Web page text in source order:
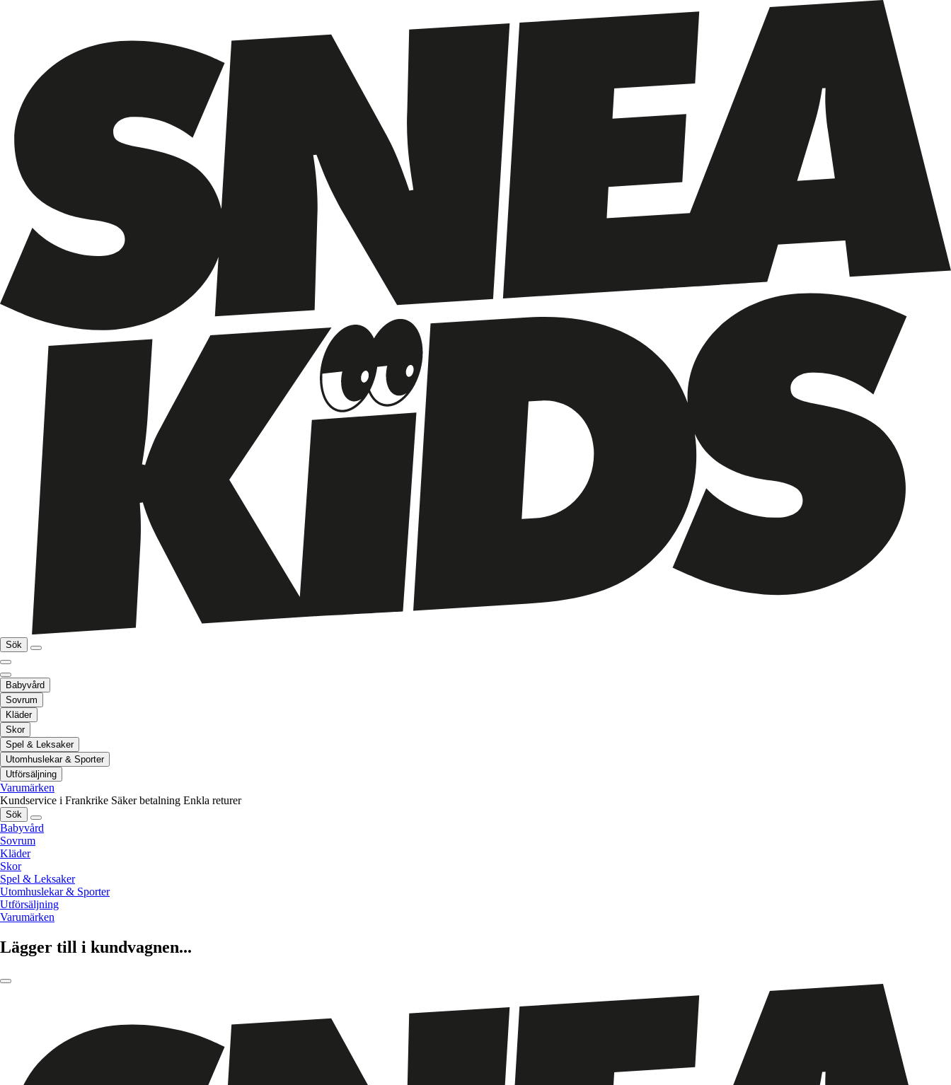
Sök
Babyvård
Sovrum
Kläder
Skor
Spel & Leksaker
Utomhuslekar & Sporter
Utförsäljning
Varumärken
Kundservice i Frankrike Säker betalning Enkla returer
Sök
Babyvård
Sovrum
Kläder
Skor
Spel & Leksaker
Utomhuslekar & Sporter
Utförsäljning
Varumärken
Lägger till i kundvagnen...